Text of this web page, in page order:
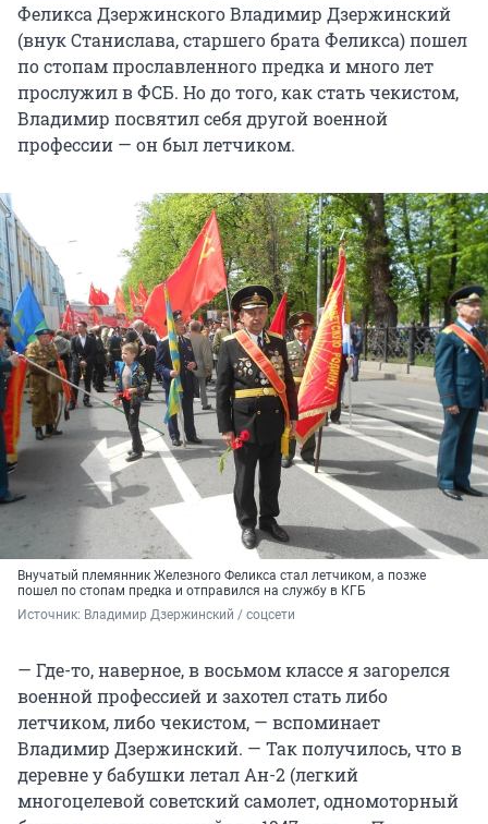
Феликса Дзержинского Владимир Дзержинский
(внук Станислава, старшего брата Феликса) пошел
по стопам прославленного предка и много лет
прослужил в ФСБ. Но до того, как стать чекистом,
Владимир посвятил себя другой военной
профессии — он был летчиком.
Внучатый племянник Железного Феликса стал летчиком, а позже
пошел по стопам предка и отправился на службу в КГБ
Источник: Владимир Дзержинский / соцсети
— Где-то, наверное, в восьмом классе я загорелся
военной профессией и захотел стать либо
летчиком, либо чекистом, — вспоминает
Владимир Дзержинский. — Так получилось, что в
деревне у бабушки летал Ан-2 (легкий
многоцелевой советский самолет, одномоторный